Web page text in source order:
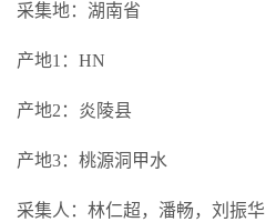
采集地：湖南省
产地1：HN
产地2：炎陵县
产地3：桃源洞甲水
采集人：林仁超，潘畅，刘振华